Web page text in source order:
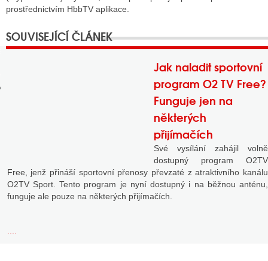
DISKUTÉRA NA RADIOTV
prostřednictvím HbbTV aplikace.
Jak naladit sportovní
program O2 TV Free?
Funguje jen na
některých
přijímačích
Své vysílání zahájil volně
dostupný program O2TV
Free, jenž přináší sportovní přenosy převzaté z atraktivního kanálu
O2TV Sport. Tento program je nyní dostupný i na běžnou anténu,
funguje ale pouze na některých přijímačích.